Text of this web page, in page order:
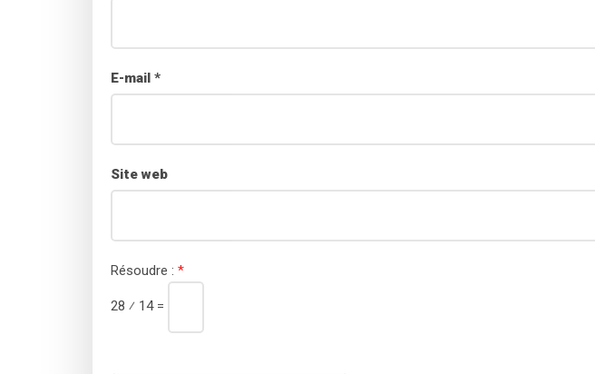
E-mail *
Site web
Résoudre : *
28 ⁄ 14 =